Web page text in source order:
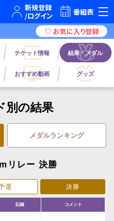
きを。 番組表
チケット情報 結果・メダル
おすすめ動画 グッズ
別の結果
メダルランキング
リレー 決勝
選 決勝
記録 コメント